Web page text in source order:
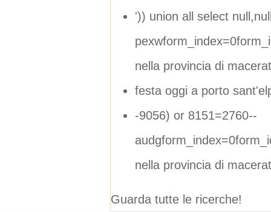
')) union all select
nella provincia di
festa oggi a porto
-9056) or 8151=2760--
nella provincia di
Guarda tutte le ricerche!